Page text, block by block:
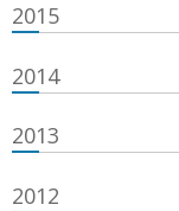
2015
2014
2013
2012